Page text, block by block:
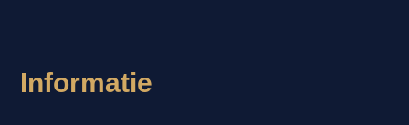
Informatie